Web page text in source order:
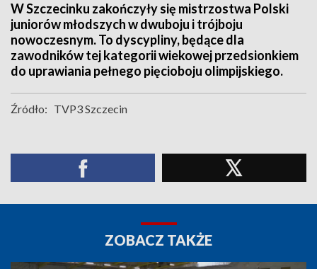
W Szczecinku zakończyły się mistrzostwa Polski
juniorów młodszych w dwuboju i trójboju
nowoczesnym. To dyscypliny, będące dla
zawodników tej kategorii wiekowej przedsionkiem
do uprawiania pełnego pięcioboju olimpijskiego.
Źródło: TVP3 Szczecin
ZOBACZ TAKŻE